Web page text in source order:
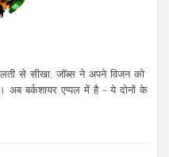
से सीखा, जॉब्स ने अपने विजन को
अब बर्कशायर एप्पल में है - ये दोनों के